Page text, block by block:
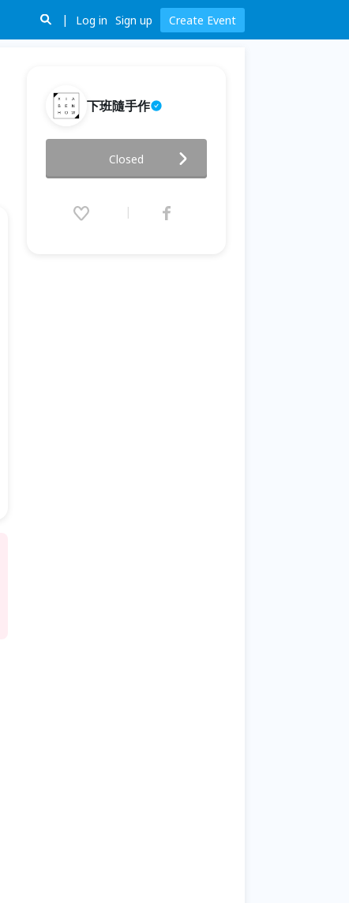
Log in Sign up Create Event
下班隨手作
手作課程-永恆玫瑰玻璃盅永生花
燈
(Sun) 11:30 (GMT+8)
Closed